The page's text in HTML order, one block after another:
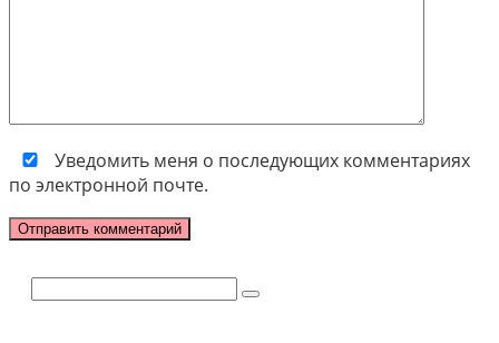
Уведомить меня о последующих комментариях
по электронной почте.
Поиск: